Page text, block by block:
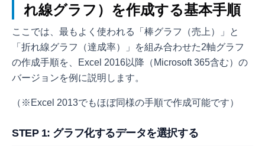
れ線グラフ）を作成する基本手順
ここでは、最もよく使われる「棒グラフ（売上）」と
「折れ線グラフ（達成率）」を組み合わせた2軸グラフ
の作成手順を、Excel 2016以降（Microsoft 365含む）の
バージョンを例に説明します。
（※Excel 2013でもほぼ同様の手順で作成可能です）
STEP 1: グラフ化するデータを選択する